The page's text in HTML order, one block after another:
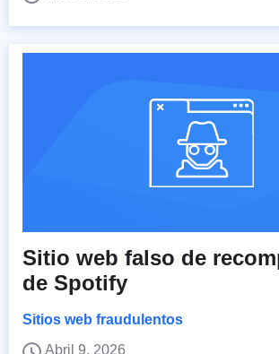
Sitio web falso de
de Spotify
Sitios web fraudulentos
Abril 9, 2026